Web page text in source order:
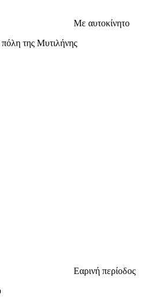
Με αυτοκίνητο
της Μυτιλήνης
Εαρινή περίοδος